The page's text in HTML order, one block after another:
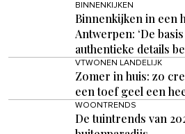
BINNENKIJKEN
Binnenkijken in een
Antwerpen: ‘De
authentieke details
VTWONEN LANDELIJK
Zomer in huis: zo
een toef geel een
WOONTRENDS
De tuintrends van